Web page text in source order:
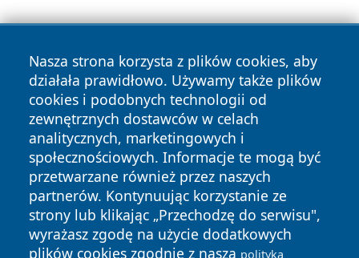
Nasza strona korzysta z plików cookies, aby
działała prawidłowo. Używamy także plików
cookies i podobnych technologii od
zewnętrznych dostawców w celach
analitycznych, marketingowych i
społecznościowych. Informacje te mogą być
przetwarzane również przez naszych
partnerów. Kontynuując korzystanie ze
strony lub klikając „Przechodzę do serwisu",
wyrażasz zgodę na użycie dodatkowych
plików cookies zgodnie z naszą polityką
Copyright © 2026 oswieciminfo.pl Wszystkie prawa
zastrzeżone.
News Autorzy
Polityka
Prywatności
Polityka
Cookies